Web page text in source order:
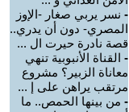
- نسر يربي صغار -الإوز
المصري- دون أن يدري..
قصة نادرة حيرت ال ...
- القناة الأنبوبية تنهي
معاناة الزبير؟ مشروع
مرتقب يراهن على إ ...
- من بينها الحمص.. ما